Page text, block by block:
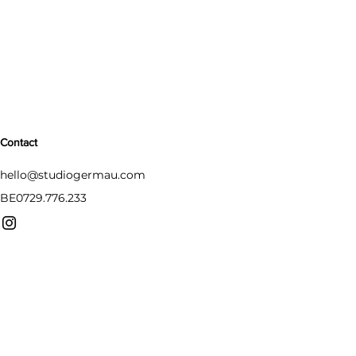
Contact
hello@studiogermau.com
BE0729.776.233